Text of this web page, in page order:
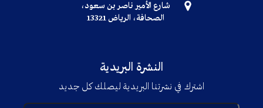
شارع الأمير ناصر بن سعود،
الصحافة، الرياض 13321
النشرة البريدية
اشترك في نشرتنا البريدية ليصلك كل جديد